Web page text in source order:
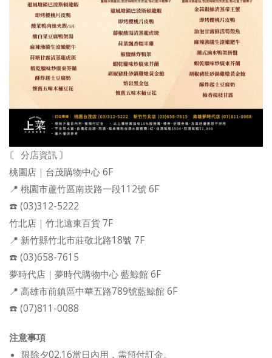
〘 分店資訊 〙
桃園店｜台茂購物中心 6F
📍 桃園市蘆竹區南崁路一段112號 6F
☎️ (03)312-5222
竹北店｜竹北遠東百貨 7F
📍 新竹縣竹北市莊敬北路18號 7F
☎️ (03)658-7615
夢時代店｜夢時代購物中心 藍鯨館 6F
📍 高雄市前鎮區中華五路789號藍鯨館 6F
☎️ (07)811-0088
注意事項
限除夕02.16當日內用，需預付訂金。